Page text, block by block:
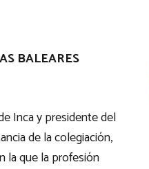
BALEARES
Inca y presidente del
de la colegiación,
la que la profesión